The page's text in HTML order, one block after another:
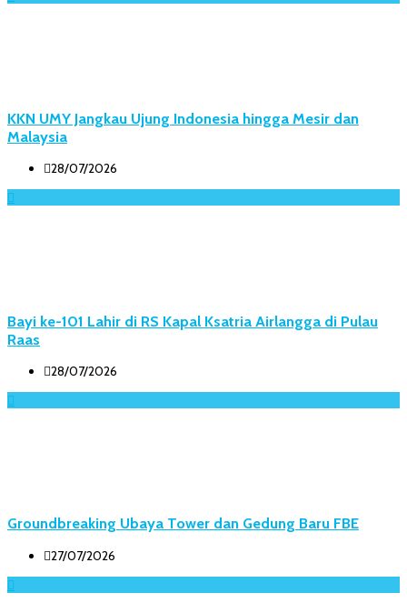
KKN UMY Jangkau Ujung Indonesia hingga Mesir dan
Malaysia
28/07/2026
Bayi ke-101 Lahir di RS Kapal Ksatria Airlangga di Pulau
Raas
28/07/2026
Groundbreaking Ubaya Tower dan Gedung Baru FBE
27/07/2026